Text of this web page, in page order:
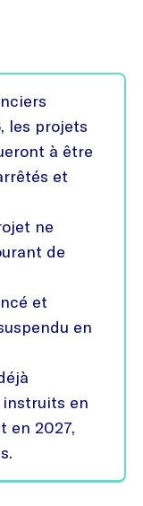
les projets
à être
et
ne
de
et
en
en
en 2027,